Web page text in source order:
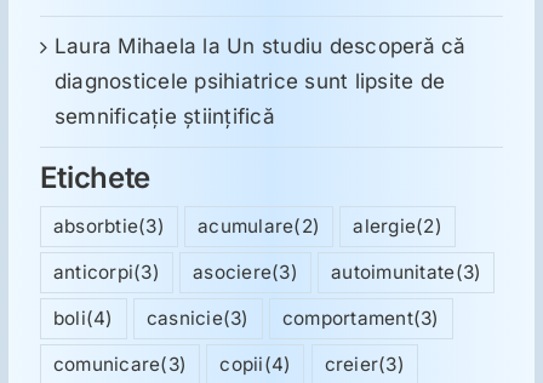
Laura Mihaela la Un studiu descoperă că
diagnosticele psihiatrice sunt lipsite de
semnificație științifică
Etichete
absorbtie(3) acumulare(2) alergie(2)
anticorpi(3) asociere(3) autoimunitate(3)
boli(4) casnicie(3) comportament(3)
comunicare(3) copii(4) creier(3)